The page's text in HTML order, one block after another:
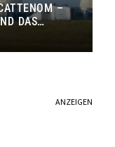
–
DAS
ANZEIGEN